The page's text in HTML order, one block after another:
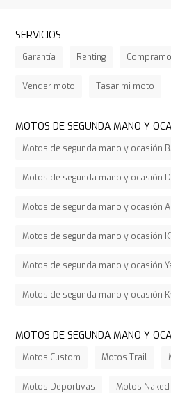
SERVICIOS
Garantía Renting
Vender moto Tasar mi moto
MOTOS DE SEGUNDA MANO Y
Motos de segunda mano y ocasión
Motos de segunda mano y ocasión
Motos de segunda mano y ocasión
Motos de segunda mano y ocasión
Motos de segunda mano y ocasión
Motos de segunda mano y ocasión
MOTOS DE SEGUNDA MANO Y
Motos Custom Motos Trail
Motos Deportivas Motos Naked